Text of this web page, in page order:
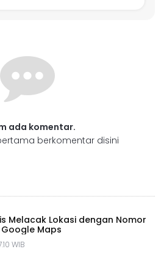
ada komentar.
berkomentar disini
Melacak Lokasi dengan Nomor
Google Maps
WIB